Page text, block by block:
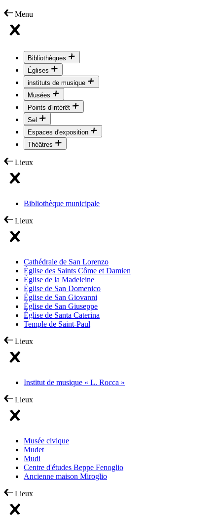
Menu
Bibliothèques
Églises
instituts de musique
Musées
Points d'intérêt
Sel
Espaces d'exposition
Théâtres
Lieux
Bibliothèque municipale
Lieux
Cathédrale de San Lorenzo
Église des Saints Côme et Damien
Église de la Madeleine
Église de San Domenico
Église de San Giovanni
Église de San Giuseppe
Église de Santa Caterina
Temple de Saint-Paul
Lieux
Institut de musique « L. Rocca »
Lieux
Musée civique
Mudet
Mudi
Centre d'études Beppe Fenoglio
Ancienne maison Miroglio
Lieux